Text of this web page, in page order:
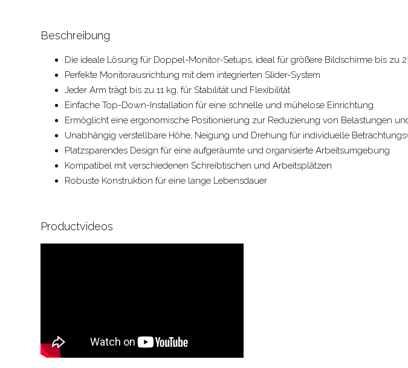
Beschreibung
Die ideale Lösung für Doppel-Monitor-Setups, ideal für größere Bildschirme bis zu
Perfekte Monitorausrichtung mit dem integrierten Slider-System
Jeder Arm trägt bis zu 11 kg, für Stabilität und Flexibilität
Einfache Top-Down-Installation für eine schnelle und mühelose Einrichtung
Ermöglicht eine ergonomische Positionierung zur Reduzierung von Belastungen
Unabhängig verstellbare Höhe, Neigung und Drehung für individuelle
Platzsparendes Design für eine aufgeräumte und organisierte Arbeitsumgebung
Kompatibel mit verschiedenen Schreibtischen und Arbeitsplätzen
Robuste Konstruktion für eine lange Lebensdauer
Productvideos